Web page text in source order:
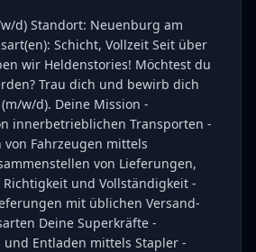
d) Standort: Neuenburg am
Schicht, Vollzeit Seit über
wir Heldenstories! Möchtest du
Trau dich und bewirb dich
w/d). Deine Mission -
innerbetrieblichen Transporten -
von Fahrzeugen mittels
von Lieferungen,
und Vollständigkeit -
mit üblichen Versand-
Deine Superkräfte -
Entladen mittels Stapler -